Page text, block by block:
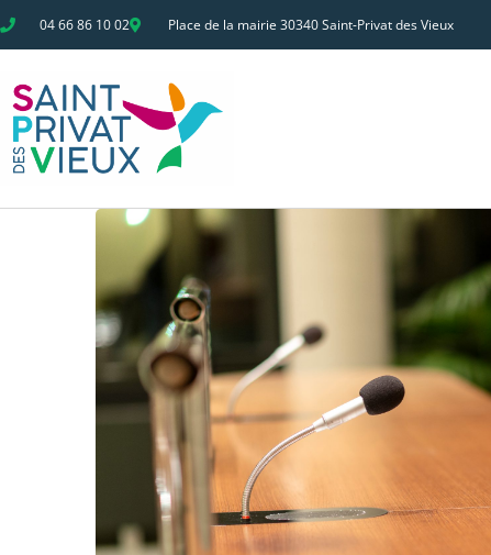
04 66 86 10 02 Place de la mairie 30340 Saint-Privat des Vieux